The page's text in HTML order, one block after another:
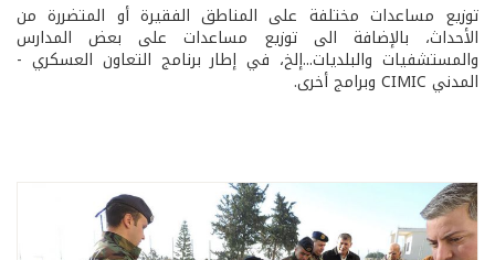
توزيع مساعدات مختلفة على المناطق الفقيرة أو المتضررة من
الأحداث، بالإضافة الى توزيع مساعدات على بعض المدارس
والمستشفيات والبلديات...إلخ، في إطار برنامج التعاون العسكري -
المدني CIMIC وبرامج أخرى.